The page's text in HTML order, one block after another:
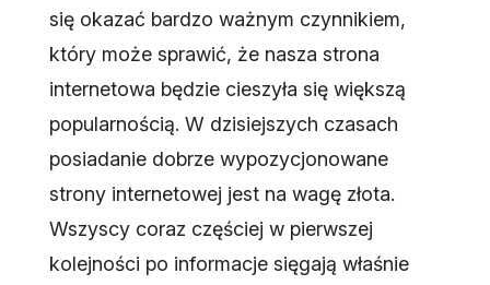
się okazać bardzo ważnym czynnikiem,
który może sprawić, że nasza strona
internetowa będzie cieszyła się większą
popularnością. W dzisiejszych czasach
posiadanie dobrze wypozycjonowane
strony internetowej jest na wagę złota.
Wszyscy coraz częściej w pierwszej
kolejności po informacje sięgają właśnie